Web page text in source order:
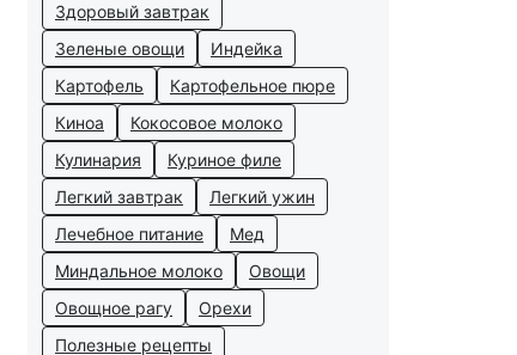
Здоровый завтрак
Зеленые овощи
Индейка
Картофель
Картофельное пюре
Киноа
Кокосовое молоко
Кулинария
Куриное филе
Легкий завтрак
Легкий ужин
Лечебное питание
Мед
Миндальное молоко
Овощи
Овощное рагу
Орехи
Полезные рецепты